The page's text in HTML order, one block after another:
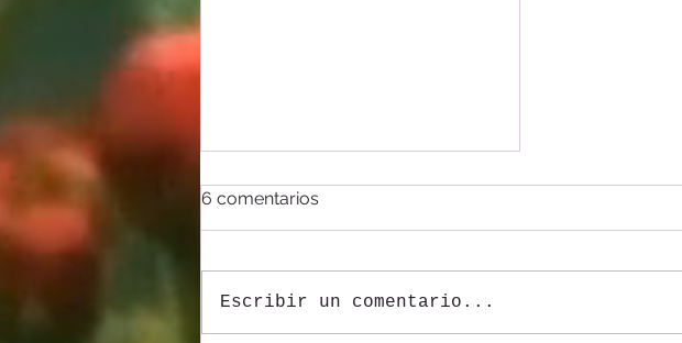
6 comentarios
Escribir un comentario...